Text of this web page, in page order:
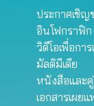
ประกาศเชิญ
อินโฟกราฟิก
วิดีโอเพื่อกา
มัลติมีเดีย
หนังสือและ
เอกสารเผยแ